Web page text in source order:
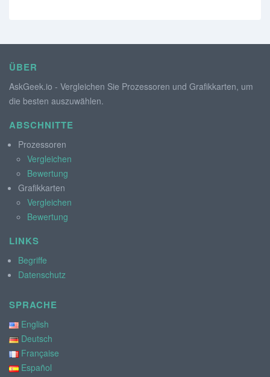
ÜBER
AskGeek.io - Vergleichen Sie Prozessoren und Grafikkarten, um
die besten auszuwählen.
ABSCHNITTE
Prozessoren
Vergleichen
Bewertung
Grafikkarten
Vergleichen
Bewertung
LINKS
Begriffe
Datenschutz
SPRACHE
English
Deutsch
Française
Español